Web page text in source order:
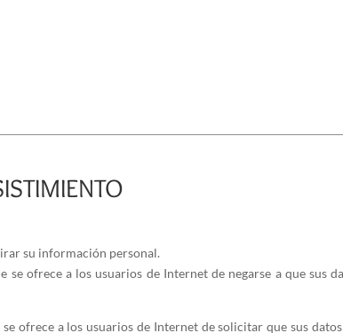
su información personal.
ofrece a los usuarios de Internet de negarse a que sus
ofrece a los usuarios de Internet de solicitar que sus